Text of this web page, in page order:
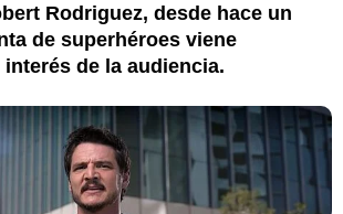
Rodriguez, desde hace un
de superhéroes viene
de la audiencia.